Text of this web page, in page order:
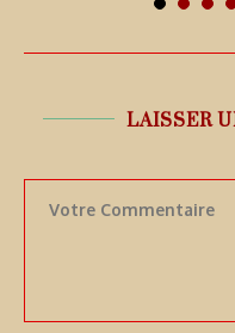
LAISSER